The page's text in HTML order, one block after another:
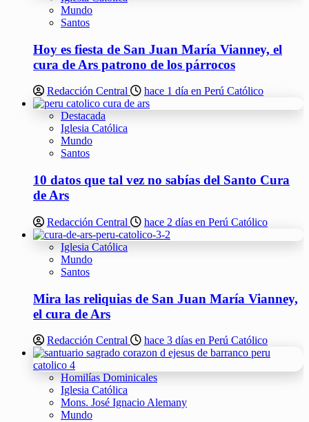
Mundo
Santos
Hoy es fiesta de San Juan María Vianney, el
cura de Ars patrono de los párrocos
Redacción Central hace 1 día en Perú Católico
Destacada
Iglesia Católica
Mundo
Santos
10 datos que tal vez no sabías del Santo Cura
de Ars
Redacción Central hace 2 días en Perú Católico
Iglesia Católica
Mundo
Santos
Mira las reliquias de San Juan María Vianney,
el cura de Ars
Redacción Central hace 3 días en Perú Católico
Homilías Dominicales
Iglesia Católica
Mons. José Ignacio Alemany
Mundo